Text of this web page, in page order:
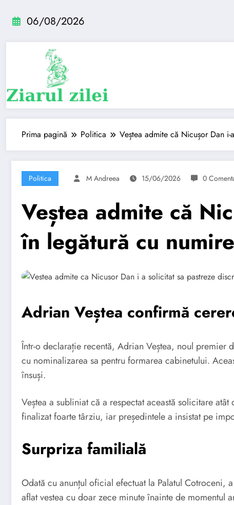
06/08/2026
Prima pagină Politica Veștea admite că Nicușor Dan
Politica M Andreea 15/06/2026 0
Veștea admite că
în legătură cu
Adrian Veștea confirmă
Într-o declarație recentă, Adrian Veștea, noul premier
cu nominalizarea sa pentru formarea cabinetului.
însuși.
Veștea a subliniat că a respectat această solicitare
finalizat foarte târziu, iar președintele a insistat pe
Surpriza familială
Odată cu anunțul oficial efectuat la Palatul
aflat vestea cu doar zece minute înainte de momentul